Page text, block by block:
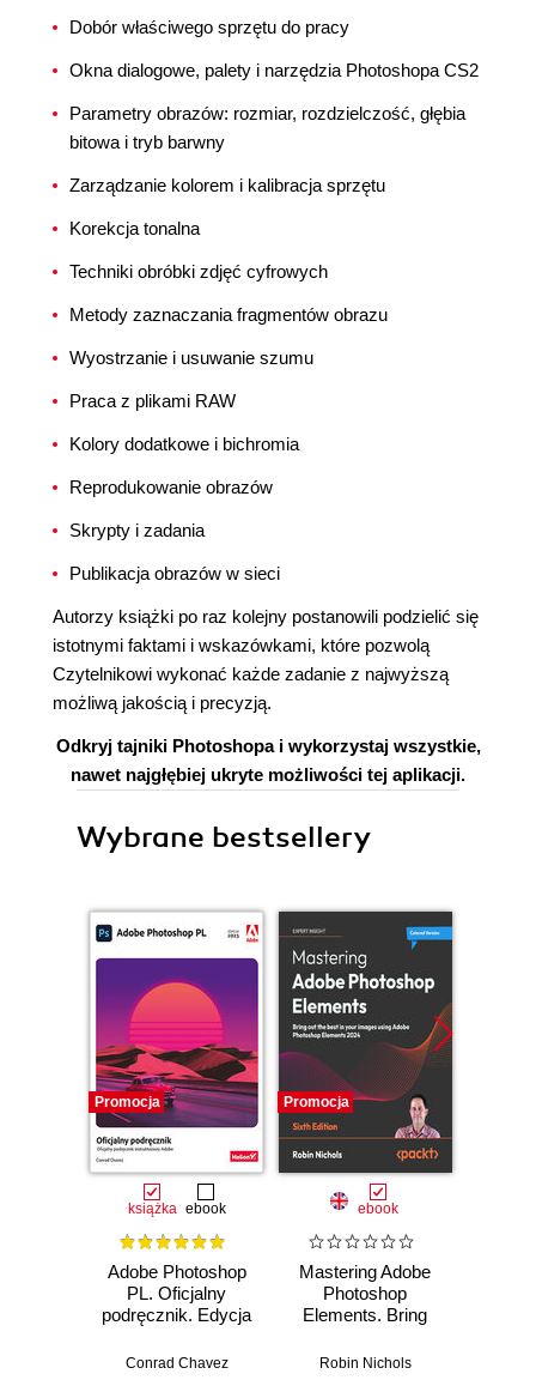
Dobór właściwego sprzętu do pracy
Okna dialogowe, palety i narzędzia Photoshopa CS2
Parametry obrazów: rozmiar, rozdzielczość, głębia
bitowa i tryb barwny
Zarządzanie kolorem i kalibracja sprzętu
Korekcja tonalna
Techniki obróbki zdjęć cyfrowych
Metody zaznaczania fragmentów obrazu
Wyostrzanie i usuwanie szumu
Praca z plikami RAW
Kolory dodatkowe i bichromia
Reprodukowanie obrazów
Skrypty i zadania
Publikacja obrazów w sieci
Autorzy książki po raz kolejny postanowili podzielić się
istotnymi faktami i wskazówkami, które pozwolą
Czytelnikowi wykonać każde zadanie z najwyższą
możliwą jakością i precyzją.
Odkryj tajniki Photoshopa i wykorzystaj wszystkie,
nawet najgłębiej ukryte możliwości tej aplikacji.
Wybrane bestsellery
Promocja
książka ebook
Adobe Photoshop
PL. Oficjalny
podręcznik. Edycja
Conrad Chavez
Promocja
ebook
Mastering Adobe
Photoshop
Elements. Bring
images using
Robin Nichols